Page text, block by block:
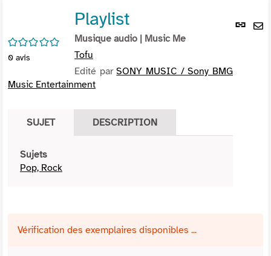
Lien
/5
0 avis
Playlist
Musique audio | Music Me
Tofu
Edité parSONY MUSIC / Sony BMG
Music Entertainment
SUJET DESCRIPTION
Sujets
Pop, Rock
Vérification des exemplaires disponibles ...